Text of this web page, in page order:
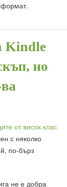
формат.
Kindle
но
от висок клас
с няколко
по-бърз
не е добра